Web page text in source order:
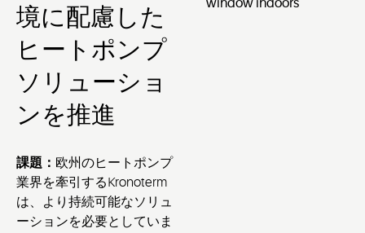
境に配慮した
ヒートポンプ
ソリューショ
ンを推進
課題： 欧州のヒートポンプ
業界を牽引するKronoterm
は、より持続可能なソリュ
ーションを必要としていま